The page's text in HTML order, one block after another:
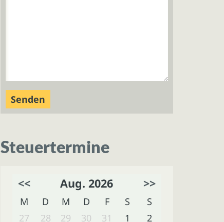
Steuertermine
<< Aug. 2026 >>
M D M D F S
S
27
28 29 30 31 1
2